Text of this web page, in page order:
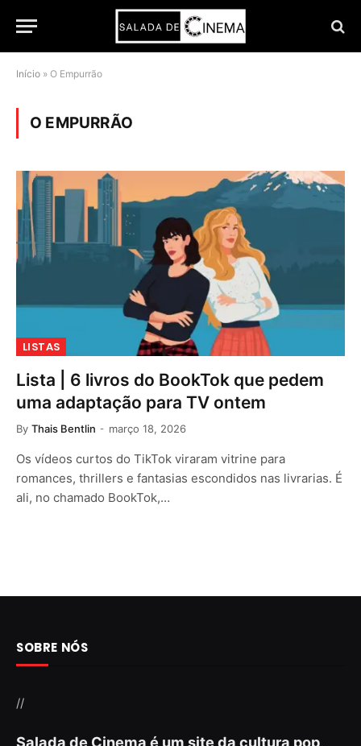
Início » O Empurrão
O EMPURRÃO
LISTAS
Lista | 6 livros do BookTok que pedem
uma adaptação para TV ontem
By Thais Bentlin março 18, 2026
Os vídeos curtos do TikTok viraram vitrine para
romances, thrillers e fantasias escondidos nas livrarias. É
ali, no chamado BookTok,…
SOBRE NÓS
//
Salada de Cinema é um site da cultura pop,